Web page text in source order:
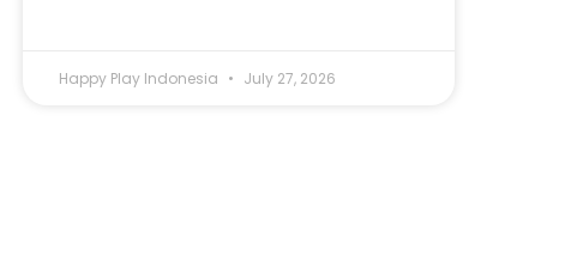
Happy Play Indonesia July 27, 2026